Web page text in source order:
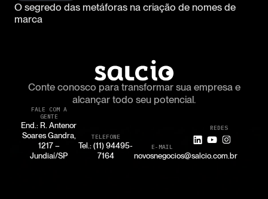
O segredo das metáforas na criação de nomes de
marca
Conte conosco para transformar sua empresa e
alcançar todo seu potencial.
FALE COM A
GENTE
End.: R. Antenor
Soares Gandra,
1217 –
Jundiaí/SP
TELEFONE
Tel.: (11) 94495-
7164
E-MAIL
novosnegocios@salcio.com.br
REDES